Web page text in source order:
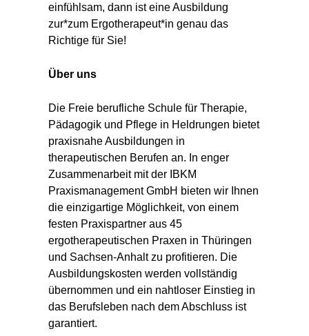
einfühlsam, dann ist eine Ausbildung
zur*zum Ergotherapeut*in genau das
Richtige für Sie!
Über uns
Die Freie berufliche Schule für Therapie,
Pädagogik und Pflege in Heldrungen bietet
praxisnahe Ausbildungen in
therapeutischen Berufen an. In enger
Zusammenarbeit mit der IBKM
Praxismanagement GmbH bieten wir Ihnen
die einzigartige Möglichkeit, von einem
festen Praxispartner aus 45
ergotherapeutischen Praxen in Thüringen
und Sachsen-Anhalt zu profitieren. Die
Ausbildungskosten werden vollständig
übernommen und ein nahtloser Einstieg in
das Berufsleben nach dem Abschluss ist
garantiert.